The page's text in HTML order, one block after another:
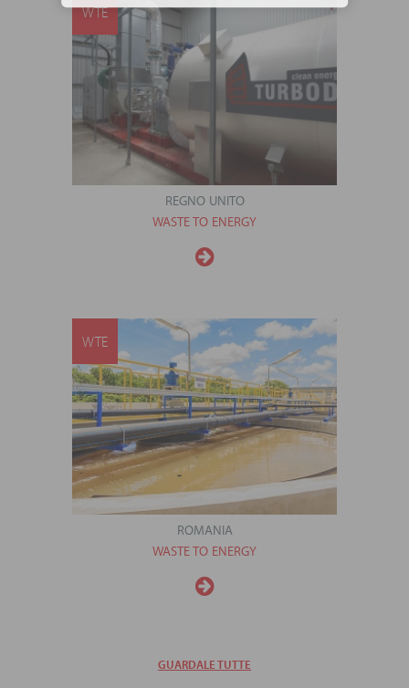
WTE
REGNO UNITO
WASTE TO ENERGY
WTE
ROMANIA
WASTE TO ENERGY
GUARDALE TUTTE